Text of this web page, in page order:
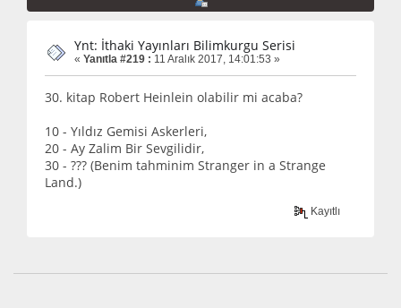
Ynt: İthaki Yayınları Bilimkurgu Serisi
« Yanıtla #219 : 11 Aralık 2017, 14:01:53 »
30. kitap Robert Heinlein olabilir mi acaba?
10 - Yıldız Gemisi Askerleri,
20 - Ay Zalim Bir Sevgilidir,
30 - ??? (Benim tahminim Stranger in a Strange
Land.)
Kayıtlı